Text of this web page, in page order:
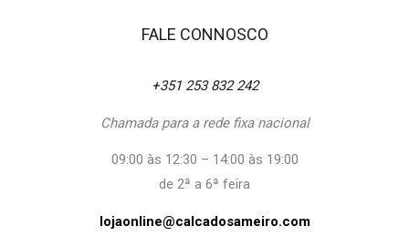
FALE CONNOSCO
+351 253 832 242
Chamada para a rede fixa nacional
09:00 às 12:30 – 14:00 às 19:00
de 2ª a 6ª feira
lojaonline@calcadosameiro.com